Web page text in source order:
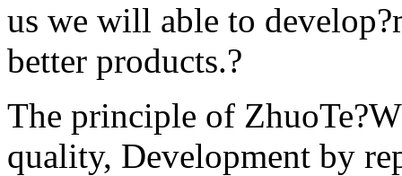
us we will able to
better products.?
The principle of
quality, Development by